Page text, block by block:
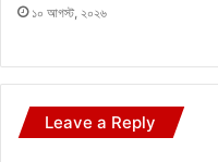
১০ আগস্ট, ২০২৬
Leave a Reply